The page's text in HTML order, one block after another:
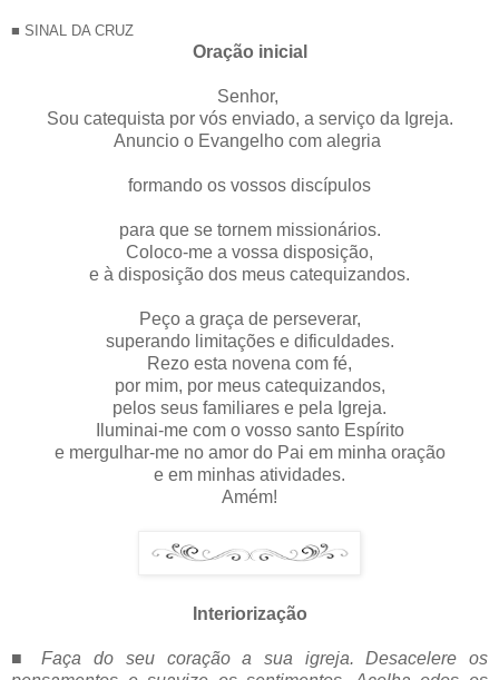
■ SINAL DA CRUZ
Oração inicial
Senhor,
Sou catequista por vós enviado, a serviço da Igreja.
Anuncio o Evangelho com alegria
formando os vossos discípulos
para que se tornem missionários.
Coloco-me a vossa disposição,
e à disposição dos meus catequizandos.
Peço a graça de perseverar,
superando limitações e dificuldades.
Rezo esta novena com fé,
por mim, por meus catequizandos,
pelos seus familiares e pela Igreja.
Iluminai-me com o vosso santo Espírito
e mergulhar-me no amor do Pai em minha oração
e em minhas atividades.
Amém!
Interiorização
■Faça do seu coração a sua igreja. Desacelere os